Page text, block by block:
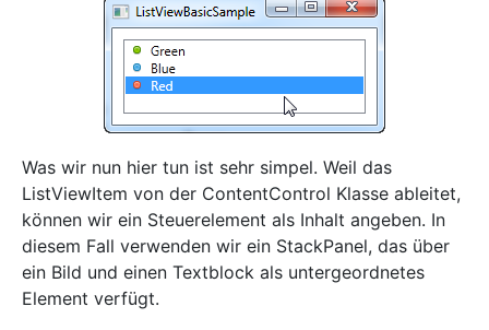
Was wir nun hier tun ist sehr simpel. Weil das
ListViewItem von der ContentControl Klasse ableitet,
können wir ein Steuerelement als Inhalt angeben. In
diesem Fall verwenden wir ein StackPanel, das über
ein Bild und einen Textblock als untergeordnetes
Element verfügt.